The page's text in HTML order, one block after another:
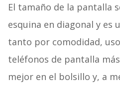
El tamaño de la pantalla
esquina en diagonal y
tanto por comodidad,
teléfonos de pantalla
mejor en el bolsillo y, a